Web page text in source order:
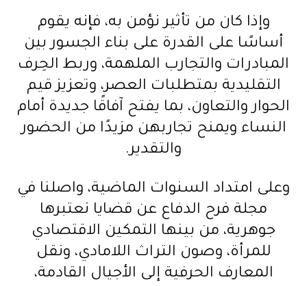
وإذا كان من تأثير نؤمن به، فإنه يقوم
أساسًا على القدرة على بناء الجسور بين
المبادرات والتجارب الملهمة، وربط الحِرف
التقليدية بمتطلبات العصر، وتعزيز قيم
الحوار والتعاون، بما يفتح آفاقًا جديدة أمام
النساء ويمنح تجاربهن مزيدًا من الحضور
والتقدير.
وعلى امتداد السنوات الماضية، واصلنا في
مجلة فرح الدفاع عن قضايا نعتبرها
جوهرية، من بينها التمكين الاقتصادي
للمرأة، وصون التراث اللامادي، ونقل
المعارف الحرفية إلى الأجيال القادمة،